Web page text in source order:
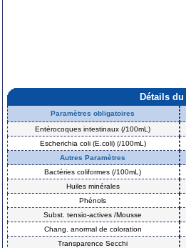
Détails
Paramètres obligatoires
Entérocoques intestinaux (/100mL)
Escherichia coli (E.coli) (/100mL)
Autres Paramètres
Bactéries coliformes (/100mL)
Huiles minérales
Phénols
Subst. tensio-actives /Mousse
Chang. anormal de coloration
Transparence Secchi